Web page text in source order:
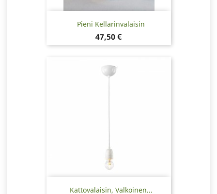
Pieni Kellarinvalaisin
Hinta
47,50 €
Kattovalaisin, Valkoinen...